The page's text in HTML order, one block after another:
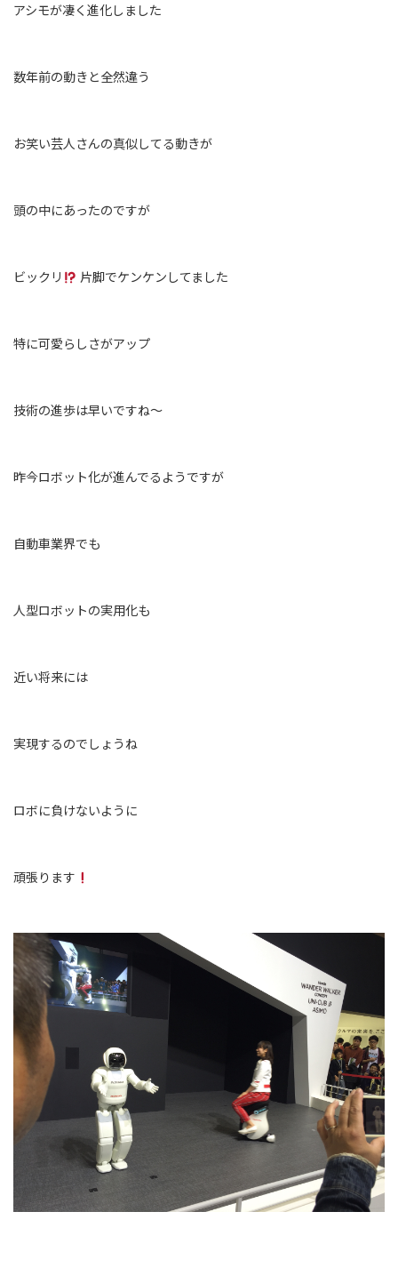
アシモが凄く進化しました
数年前の動きと全然違う
お笑い芸人さんの真似してる動きが
頭の中にあったのですが
ビックリ 片脚でケンケンしてました
特に可愛らしさがアップ
技術の進歩は早いですね〜
昨今ロボット化が進んでるようですが
自動車業界でも
人型ロボットの実用化も
近い将来には
実現するのでしょうね
ロボに負けないように
頑張ります